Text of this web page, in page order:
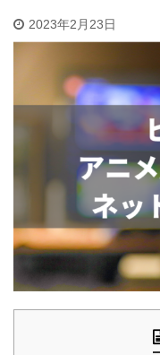
2023年2月23日